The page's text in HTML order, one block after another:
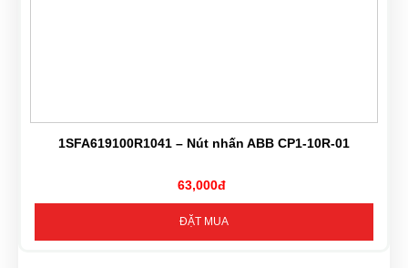
1SFA619100R1041 – Nút nhấn ABB CP1-10R-01
63,000đ
ĐẶT MUA